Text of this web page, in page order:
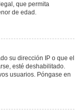
que permita
de edad.
su dirección IP o que el
esté deshabilitado.
usuarios. Póngase en